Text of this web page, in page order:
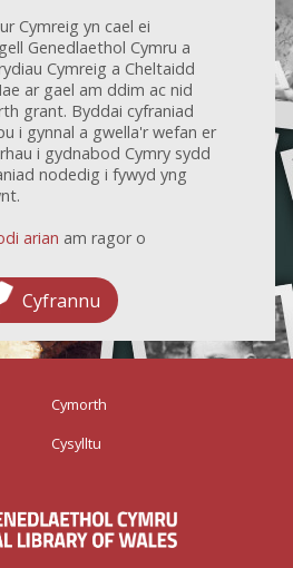
Cymreig yn cael ei
Genedlaethol Cymru a
Cymreig a Cheltaidd
ar gael am ddim ac nid
grant. Byddai cyfraniad
i gynnal a gwella'r wefan er
i gydnabod Cymry sydd
nodedig i fywyd yng
arian am ragor o
Cyfrannu
Cymorth
Cysylltu